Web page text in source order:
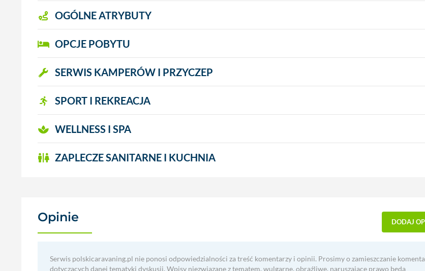
OGÓLNE ATRYBUTY
OPCJE POBYTU
SERWIS KAMPERÓW I PRZYCZEP
SPORT I REKREACJA
WELLNESS I SPA
ZAPLECZE SANITARNE I KUCHNIA
Opinie DODAJ
Serwis polskicaravaning.pl nie ponosi odpowiedzialności za treść komentarzy i opinii. Prosimy o zamieszczanie
dotyczących danej tematyki dyskusji. Wpisy niezwiązane z tematem, wulgarne, obraźliwe, naruszające prawo będą